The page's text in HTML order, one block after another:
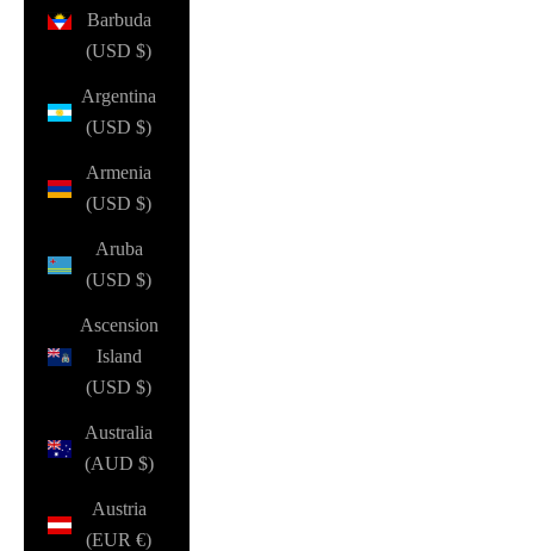
Barbuda
(USD $)
Argentina
(USD $)
Armenia
(USD $)
Aruba
(USD $)
Ascension
Island
(USD $)
Australia
(AUD $)
Austria
(EUR €)